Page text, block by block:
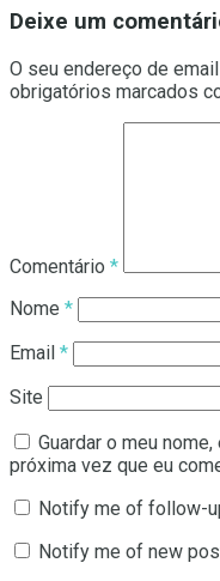
Deixe um
O seu endereço de
obrigatórios marcados
Comentário *
Nome *
Email *
Site
Guardar o meu
próxima vez que eu
Notify me of follow-
Notify me of new